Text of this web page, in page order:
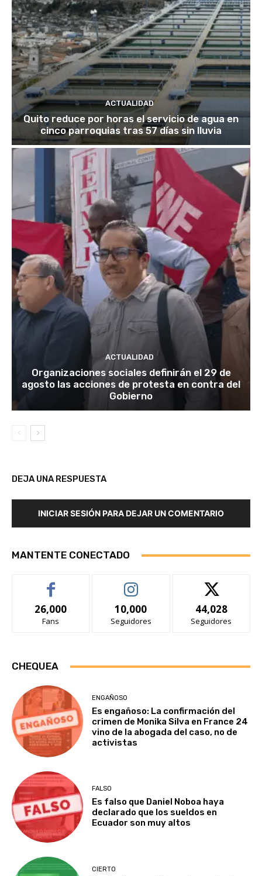
ACTUALIDAD
Quito reduce por horas el servicio de agua en
cinco parroquias tras 57 días sin lluvia
ACTUALIDAD
Organizaciones sociales definirán el 29 de
agosto las acciones de protesta en contra del
Gobierno
DEJA UNA RESPUESTA
INICIAR SESIÓN PARA DEJAR UN COMENTARIO
MANTENTE CONECTADO
26,000
Fans
10,000
Seguidores
44,028
Seguidores
CHEQUEA
ENGAÑOSO
Es engañoso: La confirmación del
crimen de Monika Silva en France 24
vino de la abogada del caso, no de
activistas
FALSO
Es falso que Daniel Noboa haya
declarado que los sueldos en
Ecuador son muy altos
CIERTO